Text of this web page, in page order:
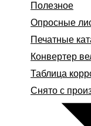
Полезное
Опросные
Печатные
Конвертер
Таблица
Снято с